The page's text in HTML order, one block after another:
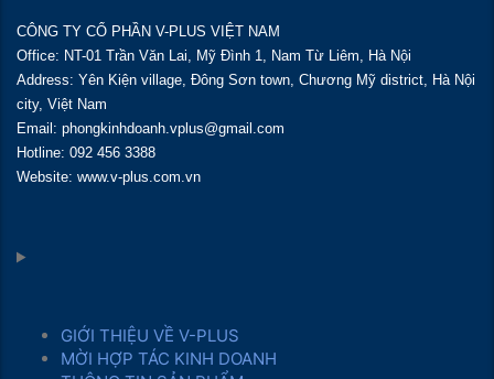
CÔNG TY CỔ PHẦN V-PLUS VIỆT NAM
Office: NT-01 Trần Văn Lai, Mỹ Đình 1, Nam Từ Liêm, Hà Nội
Address: Yên Kiện village, Đông Sơn town, Chương Mỹ district, Hà Nội
city, Việt Nam
Email: phongkinhdoanh.vplus@gmail.com
Hotline: 092 456 3388
Website: www.v-plus.com.vn
GIỚI THIỆU VỀ V-PLUS
MỜI HỢP TÁC KINH DOANH